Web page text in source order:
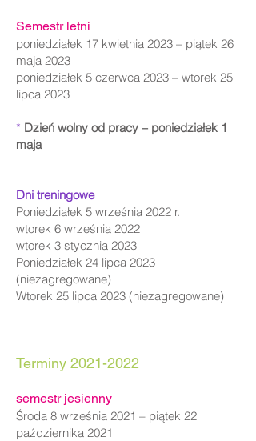
Semestr letni
poniedziałek 17 kwietnia 2023 – piątek 26
maja 2023
poniedziałek 5 czerwca 2023 – wtorek 25
lipca 2023
* Dzień wolny od pracy – poniedziałek 1
maja
Dni treningowe
Poniedziałek 5 września 2022 r.
wtorek 6 września 2022
wtorek 3 stycznia 2023
Poniedziałek 24 lipca 2023
(niezagregowane)
Wtorek 25 lipca 2023 (niezagregowane)
​Terminy 2021-2022
semestr jesienny
Środa 8 września 2021 – piątek 22
października 2021